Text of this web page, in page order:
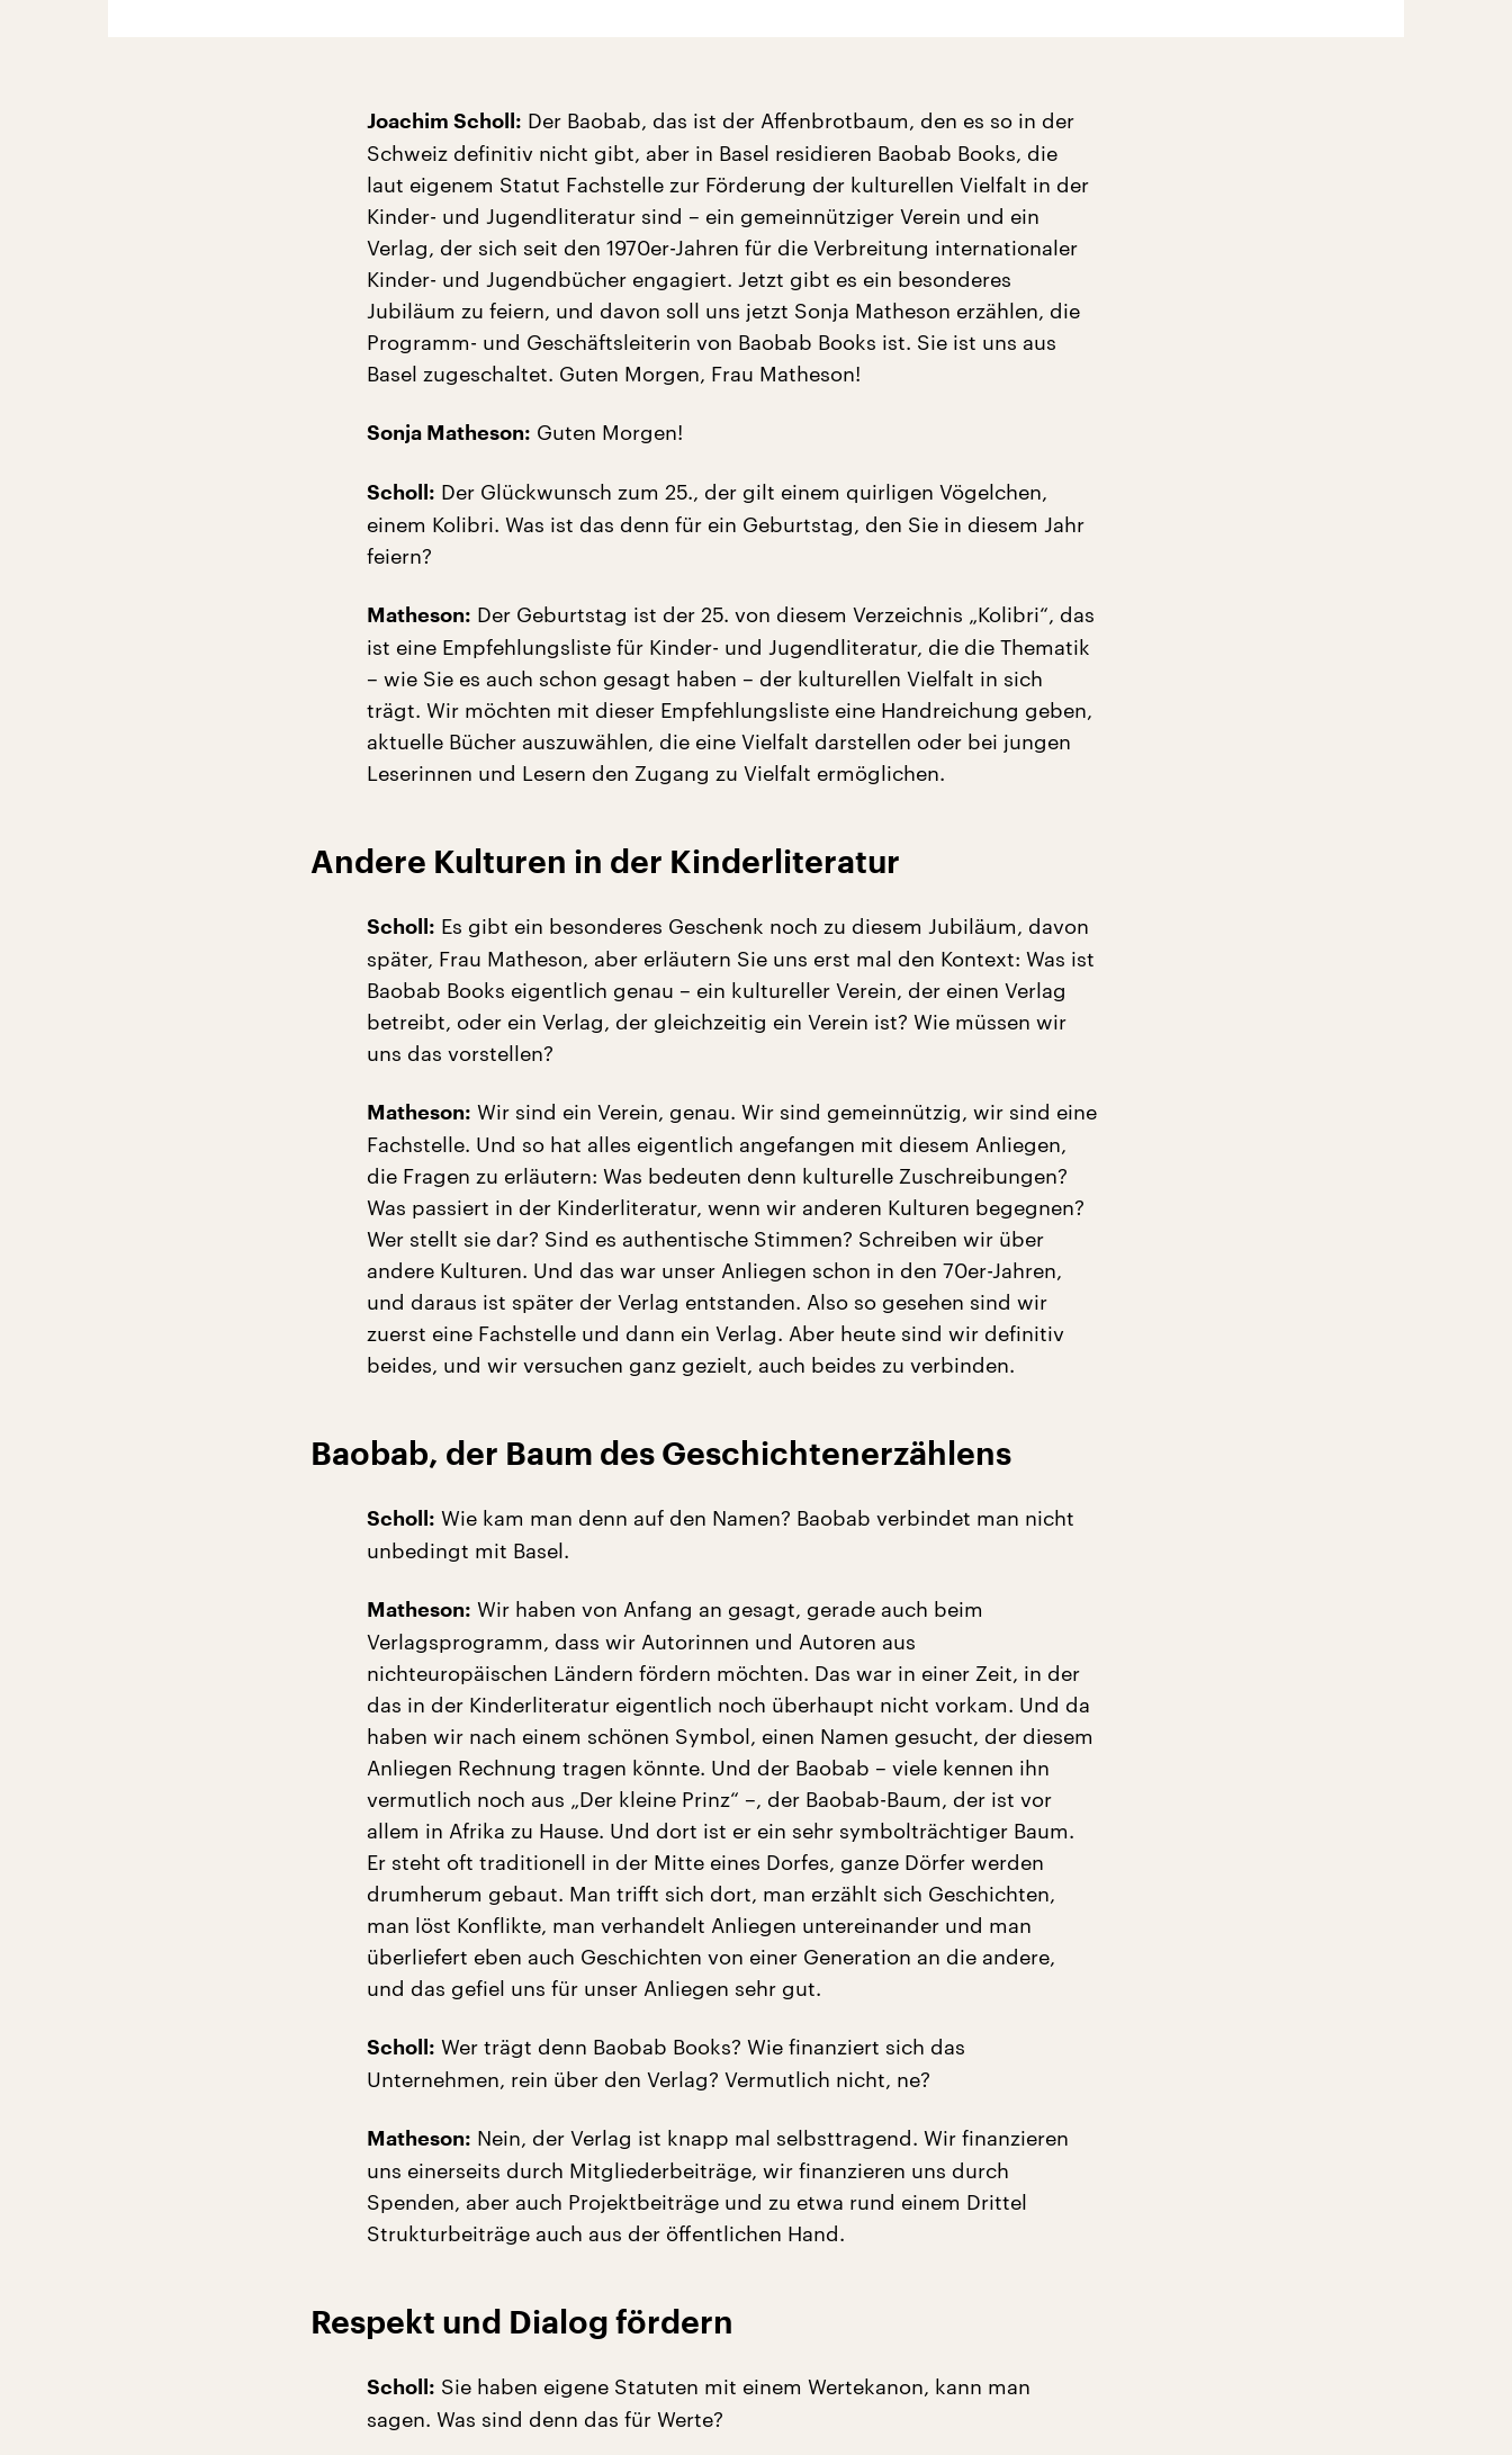
Joachim Scholl: Der Baobab, das ist der Affenbrotbaum, den es so in der
Schweiz definitiv nicht gibt, aber in Basel residieren Baobab Books, die
laut eigenem Statut Fachstelle zur Förderung der kulturellen Vielfalt in der
Kinder- und Jugendliteratur sind – ein gemeinnütziger Verein und ein
Verlag, der sich seit den 1970er-Jahren für die Verbreitung internationaler
Kinder- und Jugendbücher engagiert. Jetzt gibt es ein besonderes
Jubiläum zu feiern, und davon soll uns jetzt Sonja Matheson erzählen, die
Programm- und Geschäftsleiterin von Baobab Books ist. Sie ist uns aus
Basel zugeschaltet. Guten Morgen, Frau Matheson!
Sonja Matheson: Guten Morgen!
Scholl: Der Glückwunsch zum 25., der gilt einem quirligen Vögelchen,
einem Kolibri. Was ist das denn für ein Geburtstag, den Sie in diesem Jahr
feiern?
Matheson: Der Geburtstag ist der 25. von diesem Verzeichnis „Kolibri“, das
ist eine Empfehlungsliste für Kinder- und Jugendliteratur, die die Thematik
– wie Sie es auch schon gesagt haben – der kulturellen Vielfalt in sich
trägt. Wir möchten mit dieser Empfehlungsliste eine Handreichung geben,
aktuelle Bücher auszuwählen, die eine Vielfalt darstellen oder bei jungen
Leserinnen und Lesern den Zugang zu Vielfalt ermöglichen.
Andere Kulturen in der Kinderliteratur
Scholl: Es gibt ein besonderes Geschenk noch zu diesem Jubiläum, davon
später, Frau Matheson, aber erläutern Sie uns erst mal den Kontext: Was ist
Baobab Books eigentlich genau – ein kultureller Verein, der einen Verlag
betreibt, oder ein Verlag, der gleichzeitig ein Verein ist? Wie müssen wir
uns das vorstellen?
Matheson: Wir sind ein Verein, genau. Wir sind gemeinnützig, wir sind eine
Fachstelle. Und so hat alles eigentlich angefangen mit diesem Anliegen,
die Fragen zu erläutern: Was bedeuten denn kulturelle Zuschreibungen?
Was passiert in der Kinderliteratur, wenn wir anderen Kulturen begegnen?
Wer stellt sie dar? Sind es authentische Stimmen? Schreiben wir über
andere Kulturen. Und das war unser Anliegen schon in den 70er-Jahren,
und daraus ist später der Verlag entstanden. Also so gesehen sind wir
zuerst eine Fachstelle und dann ein Verlag. Aber heute sind wir definitiv
beides, und wir versuchen ganz gezielt, auch beides zu verbinden.
Baobab, der Baum des Geschichtenerzählens
Scholl: Wie kam man denn auf den Namen? Baobab verbindet man nicht
unbedingt mit Basel.
Matheson: Wir haben von Anfang an gesagt, gerade auch beim
Verlagsprogramm, dass wir Autorinnen und Autoren aus
nichteuropäischen Ländern fördern möchten. Das war in einer Zeit, in der
das in der Kinderliteratur eigentlich noch überhaupt nicht vorkam. Und da
haben wir nach einem schönen Symbol, einen Namen gesucht, der diesem
Anliegen Rechnung tragen könnte. Und der Baobab – viele kennen ihn
vermutlich noch aus „Der kleine Prinz“ –, der Baobab-Baum, der ist vor
allem in Afrika zu Hause. Und dort ist er ein sehr symbolträchtiger Baum.
Er steht oft traditionell in der Mitte eines Dorfes, ganze Dörfer werden
drumherum gebaut. Man trifft sich dort, man erzählt sich Geschichten,
man löst Konflikte, man verhandelt Anliegen untereinander und man
überliefert eben auch Geschichten von einer Generation an die andere,
und das gefiel uns für unser Anliegen sehr gut.
Scholl: Wer trägt denn Baobab Books? Wie finanziert sich das
Unternehmen, rein über den Verlag? Vermutlich nicht, ne?
Matheson: Nein, der Verlag ist knapp mal selbsttragend. Wir finanzieren
uns einerseits durch Mitgliederbeiträge, wir finanzieren uns durch
Spenden, aber auch Projektbeiträge und zu etwa rund einem Drittel
Strukturbeiträge auch aus der öffentlichen Hand.
Respekt und Dialog fördern
Scholl: Sie haben eigene Statuten mit einem Wertekanon, kann man
sagen. Was sind denn das für Werte?